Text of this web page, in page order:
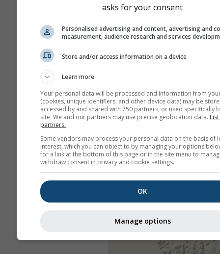
asks for your consent
Personalised advertising and content, advertising and
measurement, audience research and services
Store and/or access information on a device
Learn more
Your personal data will be processed and information from
(cookies, unique identifiers, and other device data) may be
accessed by and shared with 750 partners, or used specifically
site. We and our partners may use precise geolocation data.
partners.
Some vendors may process your personal data on the basis of
interest, which you can object to by managing your options
for a link at the bottom of this page or in the site menu to
withdraw consent in privacy and cookie settings.
OK
Manage options